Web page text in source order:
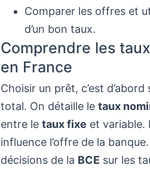
Comparer les offres et
d’un bon taux.
Comprendre les
en France
Choisir un prêt, c’est
total. On détaille le taux
entre le taux fixe et variable.
influence l’offre de la
décisions de la BCE sur les